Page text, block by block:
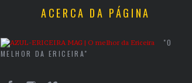
ACERCA DA PÁGINA
"O
MELHOR DA ERICEIRA"